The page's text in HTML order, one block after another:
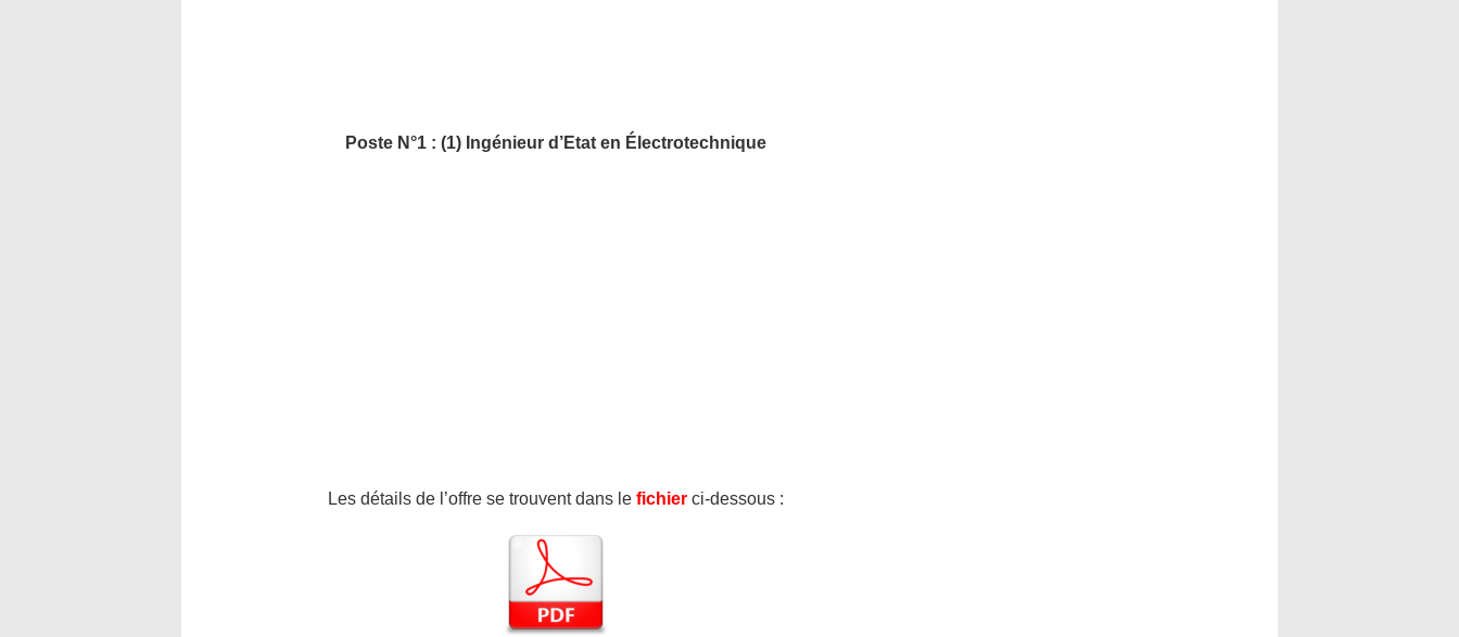
Poste N°1 : (1) Ingénieur d’Etat en Électrotechnique
Les détails de l’offre se trouvent dans le fichier ci-dessous :